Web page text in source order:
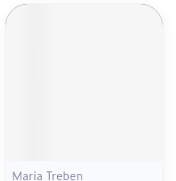
Maria Treben